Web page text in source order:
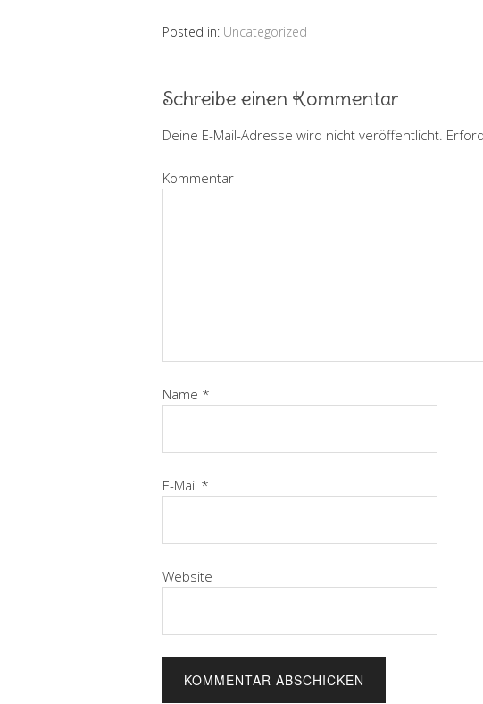
Posted in: Uncategorized
Schreibe einen Kommentar
Deine E-Mail-Adresse wird nicht veröffentlicht.
Kommentar
Name *
E-Mail *
Website